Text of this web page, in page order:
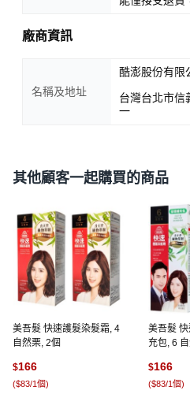
廠商資訊
名稱及地址
酷澎股份有限
台灣台北市信
一
其他顧客一起購買的商品
美吾髮 快速護髮染髮霜, 4
自然栗, 2個
$166
($83/1個)
美吾髮
充包, 6
$166
($83/1個)